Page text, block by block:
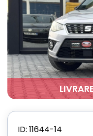
ID: 11644-14